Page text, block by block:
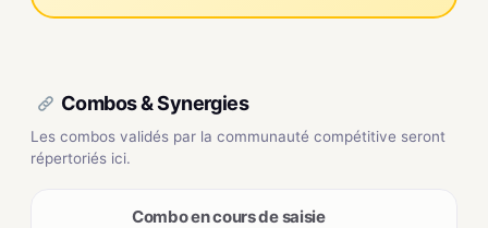
Combos & Synergies
Les combos validés par la communauté compétitive seront
répertoriés ici.
Combo en cours de saisie